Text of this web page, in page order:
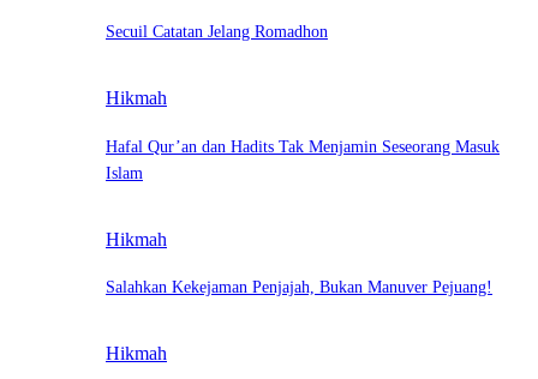
Secuil Catatan Jelang Romadhon
Hikmah
Hafal Qur’an dan Hadits Tak Menjamin Seseorang Masuk
Islam
Hikmah
Salahkan Kekejaman Penjajah, Bukan Manuver Pejuang!
Hikmah